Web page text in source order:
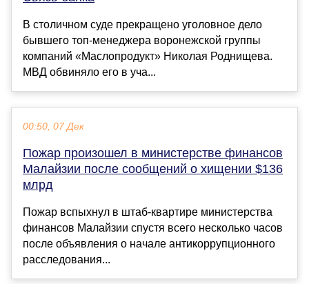
В столичном суде прекращено уголовное дело
бывшего топ-менеджера воронежской группы
компаний «Маслопродукт» Николая Роднищева.
МВД обвиняло его в уча...
00:50, 07 Дек
Пожар произошел в министерстве финансов
Малайзии после сообщений о хищении $136
млрд
Пожар вспыхнул в штаб-квартире министерства
финансов Малайзии спустя всего несколько часов
после объявления о начале антикоррупционного
расследования...